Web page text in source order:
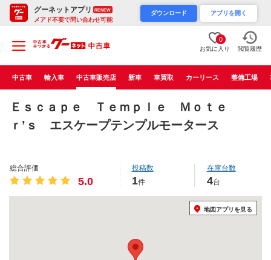
グーネットアプリ RENEW
メアド不要で問い合わせ可能
ダウンロード アプリを開く
0
お気に入り 閲覧履歴
中古車 輸入車 中古車販売店 新車 車買取 カーリース 整備工場
Ｅｓｃａｐｅ Ｔｅｍｐｌｅ Ｍｏｔｅ
ｒ’ｓ エスケープテンプルモータース
総合評価
5.0
投稿数
1件
在庫台数
4台
地図アプリを見る